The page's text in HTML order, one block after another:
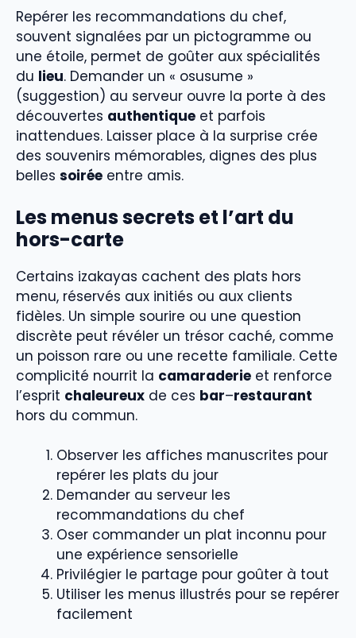
Repérer les recommandations du chef,
souvent signalées par un pictogramme ou
une étoile, permet de goûter aux spécialités
du lieu. Demander un « osusume »
(suggestion) au serveur ouvre la porte à des
découvertes authentique et parfois
inattendues. Laisser place à la surprise crée
des souvenirs mémorables, dignes des plus
belles soirée entre amis.
Les menus secrets et l’art du
hors-carte
Certains izakayas cachent des plats hors
menu, réservés aux initiés ou aux clients
fidèles. Un simple sourire ou une question
discrète peut révéler un trésor caché, comme
un poisson rare ou une recette familiale. Cette
complicité nourrit la camaraderie et renforce
l’esprit chaleureux de ces bar–restaurant
hors du commun.
Observer les affiches manuscrites pour
repérer les plats du jour
Demander au serveur les
recommandations du chef
Oser commander un plat inconnu pour
une expérience sensorielle
Privilégier le partage pour goûter à tout
Utiliser les menus illustrés pour se repérer
facilement